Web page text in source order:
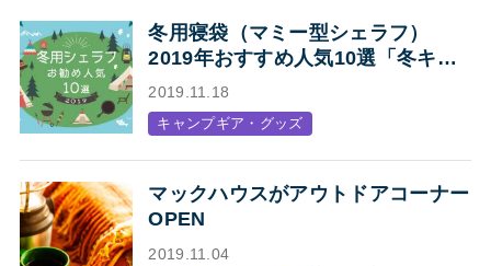
冬用寝袋（マミー型シェラフ）
2019年おすすめ人気10選「冬キャ
ンプの寝袋はマミー型シェラフで決
まり！」
2019.11.18
キャンプギア・グッズ
マックハウスがアウトドアコーナー
OPEN
2019.11.04